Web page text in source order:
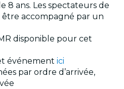
8 ans. Les spectateurs de
être accompagné par un
disponible pour cet
événement ici
par ordre d’arrivée,